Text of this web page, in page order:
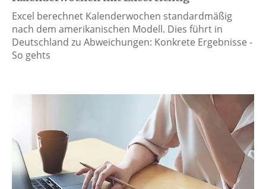
Excel berechnet Kalenderwochen standardmäßig
nach dem amerikanischen Modell. Dies führt in
Deutschland zu Abweichungen: Konkrete Ergebnisse -
So gehts